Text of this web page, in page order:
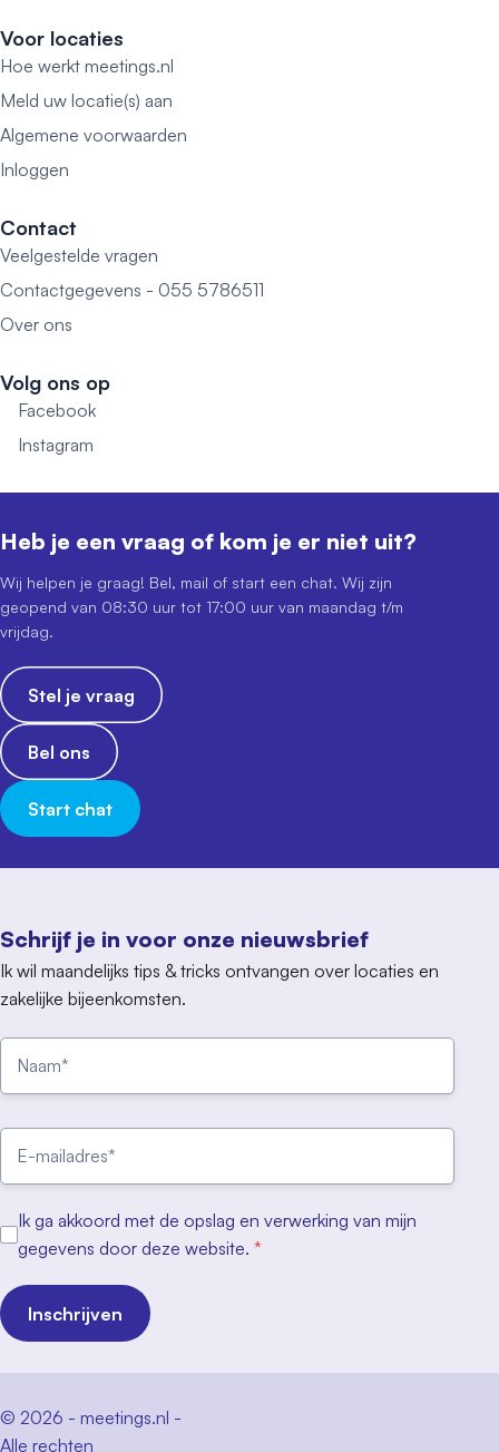
Voor locaties
Hoe werkt meetings.nl
Meld uw locatie(s) aan
Algemene voorwaarden
Inloggen
Contact
Veelgestelde vragen
Contactgegevens - 055 5786511
Over ons
Volg ons op
Facebook
Instagram
Schrijf je in voor onze nieuwsbrief
Ik wil maandelijks tips & tricks ontvangen over locaties en
zakelijke bijeenkomsten.
Ik ga akkoord met de opslag en verwerking van mijn
gegevens door deze website. *
Inschrijven
Heb je een vraag of kom je er niet uit?
Wij helpen je graag! Bel, mail of start een chat. Wij zijn
geopend van 08:30 uur tot 17:00 uur van maandag t/m
vrijdag.
Stel je vraag
Bel ons
Start chat
© 2026 - meetings.nl -
Alle rechten